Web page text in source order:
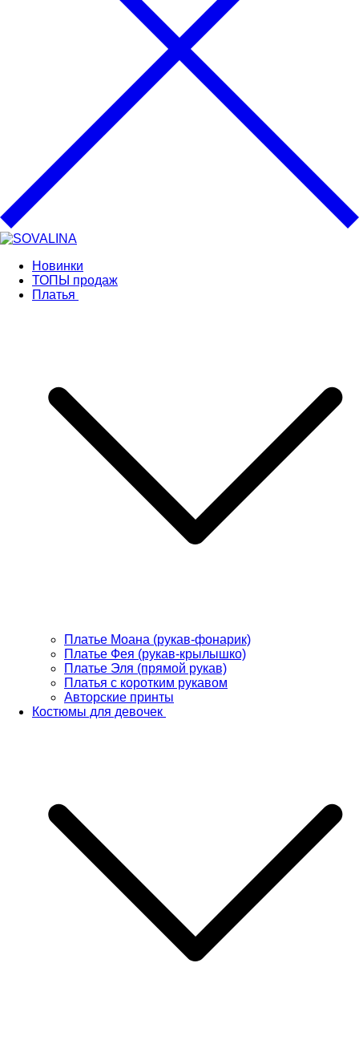
Новинки
ТОПЫ продаж
Платья
Платье Моана (рукав-фонарик)
Платье Фея (рукав-крылышко)
Платье Эля (прямой рукав)
Платья с коротким рукавом
Авторские принты
Костюмы для девочек